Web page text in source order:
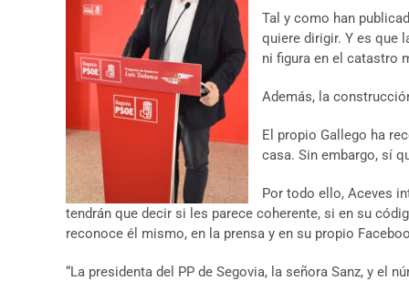
Tal y como han
quiere dirigir. Y es que
ni figura en el catastro
Además, la
El propio Gallego ha
casa. Sin embargo, sí
Por todo ello, Aceves
tendrán que decir si les parece coherente, si en su
reconoce él mismo, en la prensa y en su propio
“La presidenta del PP de Segovia, la señora Sanz, y el